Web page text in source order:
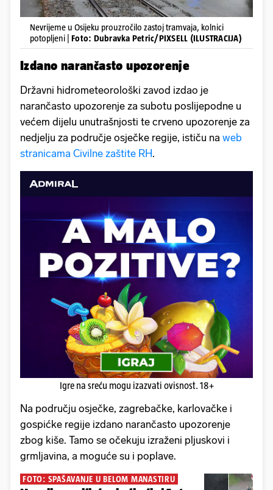
Nevrijeme u Osijeku prouzročilo zastoj tramvaja, kolnici
potopljeni | Foto: Dubravka Petric/PIXSELL (ILUSTRACIJA)
Izdano narančasto upozorenje
Državni hidrometeorološki zavod izdao je
narančasto upozorenje za subotu poslijepodne u
većem dijelu unutrašnjosti te crveno upozorenje za
nedjelju za područje osječke regije, ističu na web
stranicama Civilne zaštite RH.
Igre na sreću mogu izazvati ovisnost. 18+
Na području osječke, zagrebačke, karlovačke i
gospićke regije izdano narančasto upozorenje
zbog kiše. Tamo se očekuju izraženi pljuskovi i
grmljavina, a moguće su i poplave.
FOTO: SPAŠAVANJE U BELOM MANASTIRU